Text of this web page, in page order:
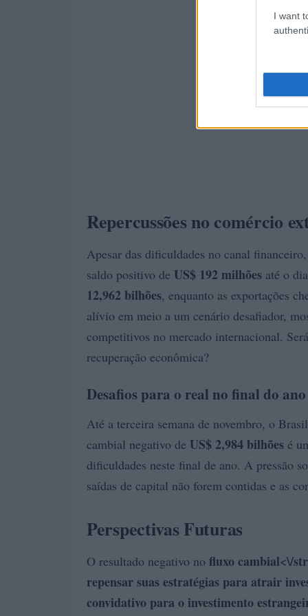
I want
Repercussões no comércio
Apesar das dificuldades no canal
saldo positivo de US$ 192 milhões até o
12,962 bilhões, enquanto as exportações
alívio em meio a um cenário desafiador,
competitivos no mercado internacional.
recuperação econômica?
Desafios para o real no final do ano
Até a terceira semana de novembro, o
cambial negativo de US$ 2,984 bilhões é
dificuldades neste final de ano. A pressão
saídas de capital não forem contidas e as
Perspectivas Futuras
O resultado negativo no fluxo cambial<\/
repensar suas estratégias para atrair
convidativo para o investimento